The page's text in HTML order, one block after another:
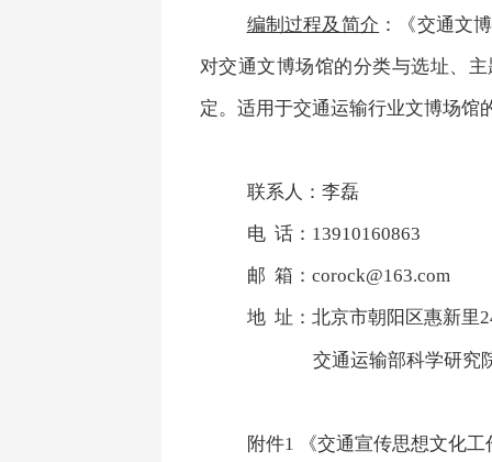
编制过程及简介 ：《交通文
对交通文博场馆的分类与选址、
定。适用于交通运输行业文博场馆
联系人：李磊
电 话： 13910160863
邮 箱： corock@163.com
地 址：北京市朝阳区惠新里
交通运输部科学研究
附件1 《交通宣传思想文化